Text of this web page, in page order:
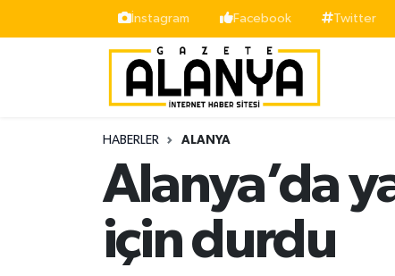
İnstagram Facebook Twitter
HABERLER ALANYA
Alanya’da
için durdu
Siyaset
İstanbul Nöbetçi Eczaneler
İstanbul Hava Durumu
Süper Lig Puan Durumu ve Fikstür
Tüm Manşetler